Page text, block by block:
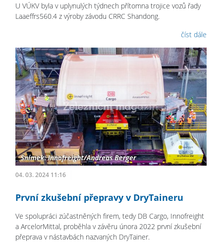
U VÚKV byla v uplynulých týdnech přítomna trojice vozů řady
Laaeffrs560.4 z výroby závodu CRRC Shandong.
číst dále
04. 03. 2024 11:16
První zkušební přepravy v DryTaineru
Ve spolupráci zúčastněných firem, tedy DB Cargo, Innofreight
a ArcelorMittal, proběhla v závěru února 2022 první zkušební
přeprava v nástavbách nazvaných DryTainer.